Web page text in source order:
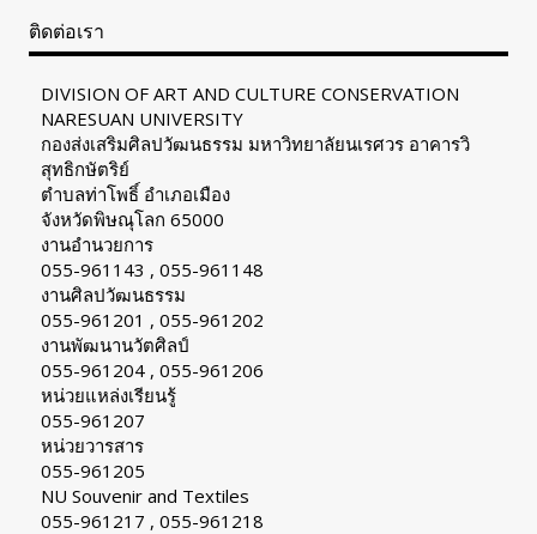
ติดต่อเรา
DIVISION OF ART AND CULTURE CONSERVATION
NARESUAN UNIVERSITY
กองส่งเสริมศิลปวัฒนธรรม มหาวิทยาลัยนเรศวร อาคารวิ
สุทธิกษัตริย์
ตำบลท่าโพธิ์ อำเภอเมือง
จังหวัดพิษณุโลก 65000
งานอำนวยการ
055-961143 , 055-961148
งานศิลปวัฒนธรรม
055-961201 , 055-961202
งานพัฒนานวัตศิลป์
055-961204 , 055-961206
หน่วยแหล่งเรียนรู้
055-961207
หน่วยวารสาร
055-961205
NU Souvenir and Textiles
055-961217 , 055-961218